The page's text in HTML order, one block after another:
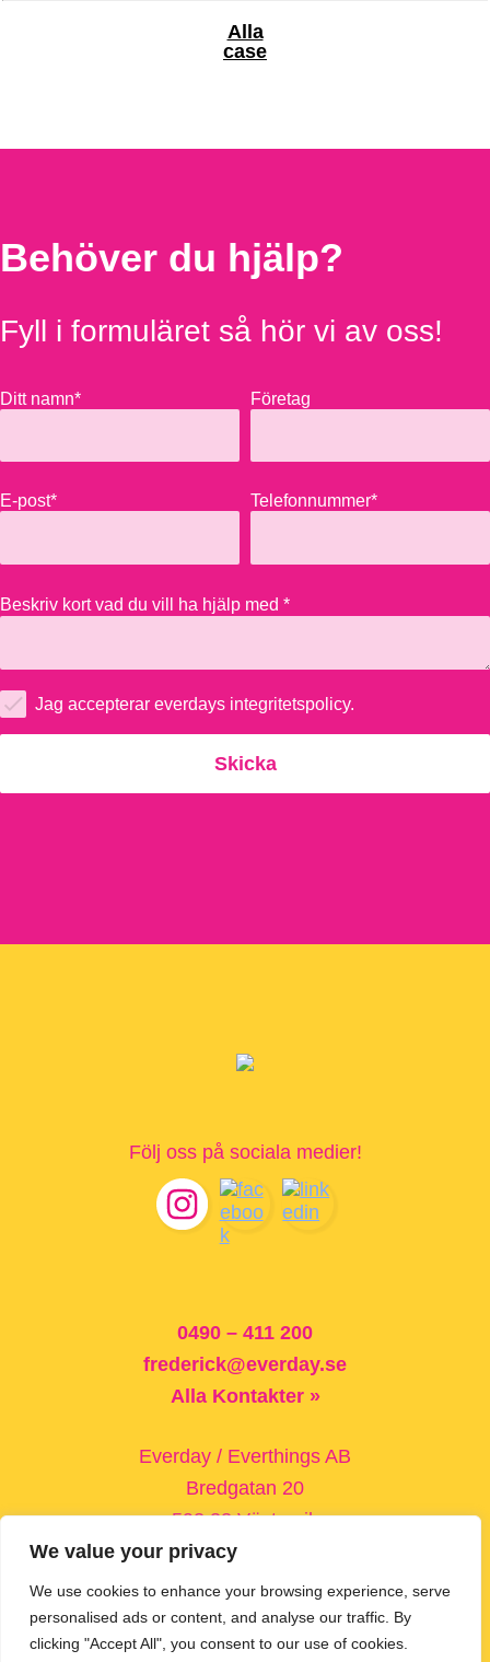
We value your privacy
We use cookies to enhance your browsing experience, serve
personalised ads or content, and analyse our traffic. By
clicking "Accept All", you consent to our use of cookies.
Alla
case
Behöver du hjälp?
Fyll i formuläret så hör vi av oss!
Ditt namn* Företag
E-post* Telefonnummer*
Beskriv kort vad du vill ha hjälp med *
Jag accepterar everdays integritetspolicy.
Följ oss på sociala medier!
Footer
0490 – 411 200
frederick@everday.se
Alla Kontakter »
Everday / Everthings AB
Bredgatan 20
593 33 Västervik
572 30 Oskarshamn